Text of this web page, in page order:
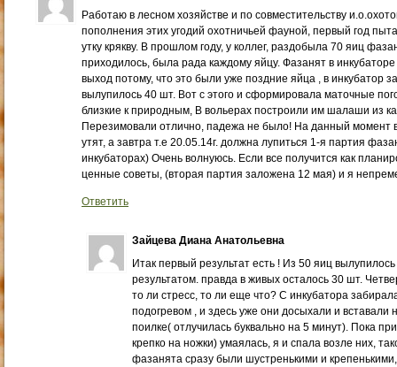
Работаю в лесном хозяйстве и по совместительству
пополнения этих угодий охотничьей фауной, первый год
утку крякву. В прошлом году, у коллег, раздобыла 70 яиц
приходилось, была рада каждому яйцу. Фазанят в
выход потому, что это были уже поздние яйца , в инкубатор
вылупилось 40 шт. Вот с этого и сформировала маточные
близкие к природным, В вольерах построили им шалаши из
Перезимовали отлично, падежа не было! На данный момент
утят, а завтра т.е 20.05.14г. должна лупиться 1-я партия
инкубаторах) Очень волнуюсь. Если все получится как
ценные советы, (вторая партия заложена 12 мая) и я
Ответить
Зайцева Диана Анатольевна
Итак первый результат есть ! Из 50 яиц
результатом. правда в живых осталось 30 шт.
то ли стресс, то ли еще что? С инкубатора
подогревом , и здесь уже они досыхали и вставали
поилке( отлучилась буквально на 5 минут). Пока
крепко на ножки) умаялась, я и спала возле них,
фазанята сразу были шустренькими и